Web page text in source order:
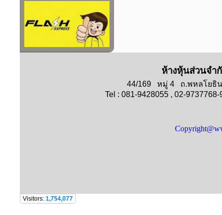
ห้างหุ้นส่วนจำ
44/169 หมู่ 4 ถ.พหลโยธิ
Tel : 081-9428055 , 02-
Visitors: 1,754,077